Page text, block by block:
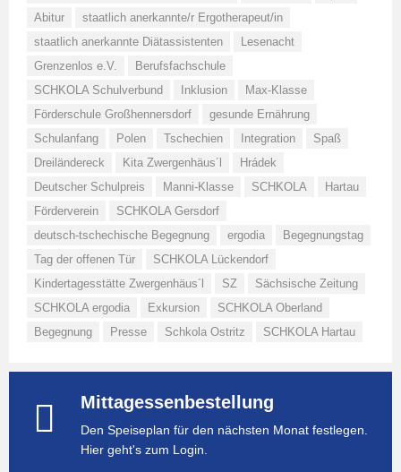
Abitur
staatlich anerkannte/r Ergotherapeut/in
staatlich anerkannte Diätassistenten
Lesenacht
Grenzenlos e.V.
Berufsfachschule
SCHKOLA Schulverbund
Inklusion
Max-Klasse
Förderschule Großhennersdorf
gesunde Ernährung
Schulanfang
Polen Tschechien Integration
Spaß
Dreiländereck
Kita Zwergenhäus´l
Hrádek
Deutscher Schulpreis
Manni-Klasse SCHKOLA
Hartau
Förderverein
SCHKOLA Gersdorf
deutsch-tschechische Begegnung
ergodia
Begegnungstag
Tag der offenen Tür
SCHKOLA Lückendorf
Kindertagesstätte Zwergenhäus´l
SZ
Sächsische Zeitung
SCHKOLA ergodia
Exkursion
SCHKOLA Oberland
Begegnung
Presse Schkola Ostritz SCHKOLA Hartau
Mittagessenbestellung
Den Speiseplan für den nächsten Monat festlegen.
Hier geht's zum Login.